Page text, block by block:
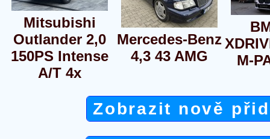
Mitsubishi
Outlander 2,0
150PS Intense
A/T 4x
Mercedes-Benz
4,3 43 AMG
M-
Zobrazit nově